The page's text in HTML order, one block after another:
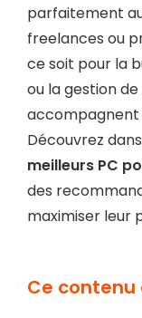
parfaitement
freelances ou
ce soit pour la
ou la gestion
accompagnent
Découvrez
meilleurs PC
des
maximiser leur
Ce